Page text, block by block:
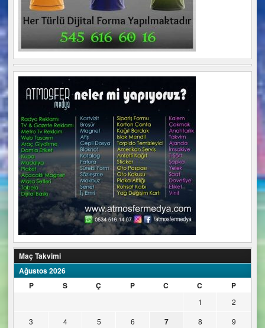
Maç Takvimi
Ağustos 2026
P
S Ç P C C P
1
2
3
4 5 6 7 8
9